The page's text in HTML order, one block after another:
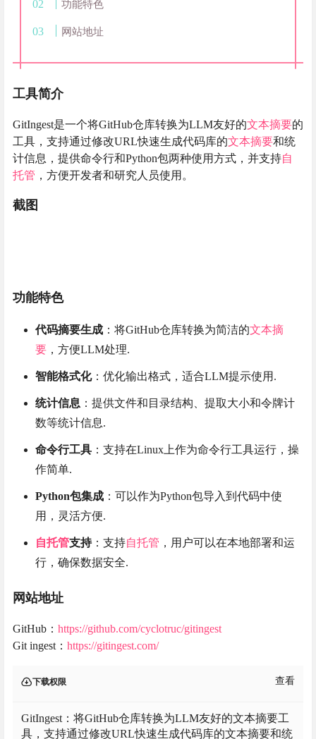
功能特色
网站地址
工具简介
GitIngest是一个将GitHub仓库转换为LLM友好的文本摘要的
工具，支持通过修改URL快速生成代码库的文本摘要和统
计信息，提供命令行和Python包两种使用方式，并支持自
托管 ，方便开发者和研究人员使用。
截图
功能特色
代码摘要生成 ：将GitHub仓库转换为简洁的文本摘
要 ，方便LLM处理.
智能格式化：优化输出格式，适合LLM提示使用.
统计信息 ：提供文件和目录结构、提取大小和令牌计
数等统计信息.
命令行工具 ：支持在Linux上作为命令行工具运行，操
作简单.
Python包集成 ：可以作为Python包导入到代码中使
用，灵活方便.
自托管支持：支持自托管 ，用户可以在本地部署和运
行，确保数据安全.
网站地址
GitHub： https://github.com/cyclotruc/gitingest
Git ingest： https://gitingest.com/
下载权限 查看
GitIngest：将GitHub仓库转换为LLM友好的文本摘要工
具，支持通过修改URL快速生成代码库的文本摘要和统